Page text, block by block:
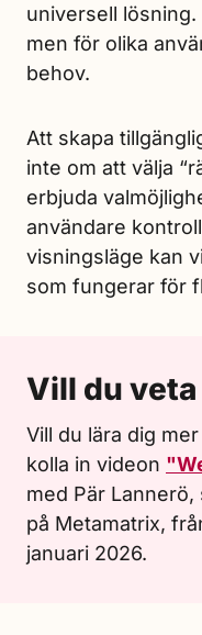
universell lösning.
men för olika
behov.
Att skapa
inte om att välja
erbjuda
användare
visningsläge kan
som fungerar för
Vill du
Vill du lära dig
kolla in videon
med Pär
på Metamatrix,
januari 2026.